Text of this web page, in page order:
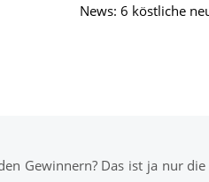
News: 6 köstliche
Gewinnern? Das ist ja nur die